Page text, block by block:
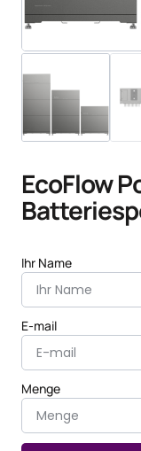
EcoFlow
Ihr Name
E-mail
Menge